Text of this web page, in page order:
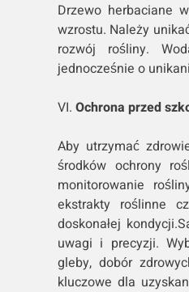
Drzewo herbaciane
wzrostu. Należy
rozwój rośliny.
jednocześnie o
VI. Ochrona przed
Aby utrzymać
środków ochrony
monitorowanie
ekstrakty roślinne
doskonałej
uwagi i precyzji.
gleby, dobór
kluczowe dla